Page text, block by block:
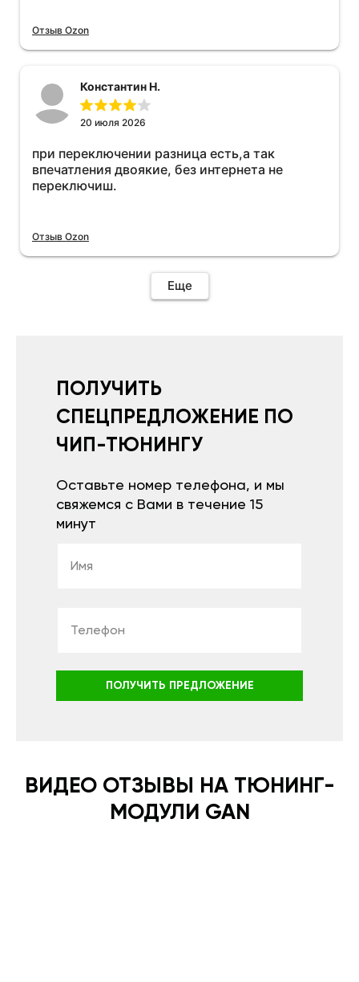
Отзыв Ozon
Константин Н.
20 июля 2026
при переключении разница есть,а так
впечатления двоякие, без интернета не
переключиш.
Отзыв Ozon
Еще
ПОЛУЧИТЬ
СПЕЦПРЕДЛОЖЕНИЕ ПО
ЧИП-ТЮНИНГУ
Оставьте номер телефона, и мы
свяжемся с Вами в течение 15
минут
ПОЛУЧИТЬ ПРЕДЛОЖЕНИЕ
ВИДЕО ОТЗЫВЫ НА ТЮНИНГ-
МОДУЛИ GAN